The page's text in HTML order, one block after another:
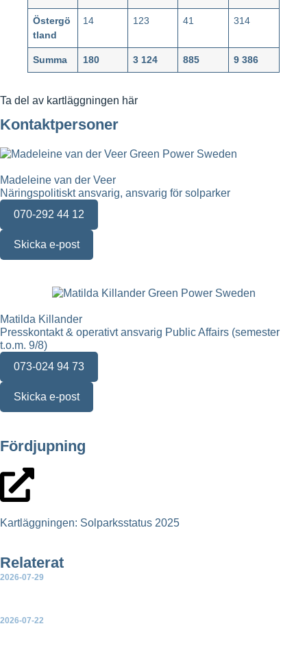
Östergö
tland
14 123 41 314
Summa 180 3 124 885 9 386
Ta del av kartläggningen här
Kontaktpersoner
Madeleine van der Veer
Näringspolitiskt ansvarig, ansvarig för solparker
070-292 44 12
Skicka e-post
Matilda Killander
Presskontakt & operativt ansvarig Public Affairs (semester
t.o.m. 9/8)
073-024 94 73
Skicka e-post
Fördjupning
Kartläggningen: Solparksstatus 2025
Relaterat
2026-07-29
2026-07-22